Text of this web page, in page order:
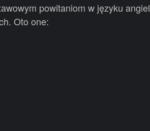
powitaniom w języku
Oto one: